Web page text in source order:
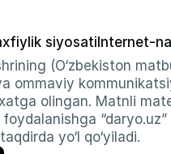
siyosati Internet-
(O‘zbekiston
ommaviy
olingan. Matnli
yo‘l qo‘yiladi.